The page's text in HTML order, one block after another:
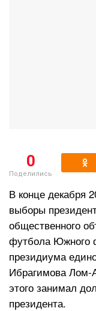
0
Поделились
В конце декабря
выборы
общественного
футбола Южного
президиума
Ибрагимова Лом-
этого занимал
президента.